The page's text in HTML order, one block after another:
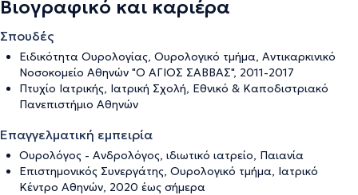
Βιογραφικό και καριέρα
Σπουδές
Ειδικότητα Ουρολογίας, Ουρολογικό τμήμα, Αντικαρκινικό
Νοσοκομείο Αθηνών "Ο ΑΓΙΟΣ ΣΑΒΒΑΣ", 2011-2017
Πτυχίο Ιατρικής, Ιατρική Σχολή, Εθνικό & Καποδιστριακό
Πανεπιστήμιο Αθηνών
Επαγγελματική εμπειρία
Ουρολόγος - Ανδρολόγος, ιδιωτικό ιατρείο, Παιανία
Επιστημονικός Συνεργάτης, Ουρολογικό τμήμα, Ιατρικό
Κέντρο Αθηνών, 2020 έως σήμερα